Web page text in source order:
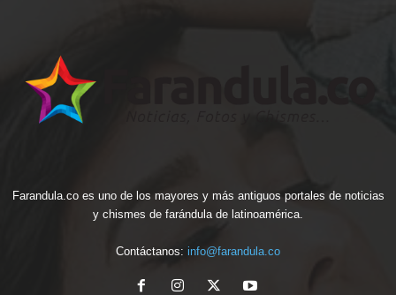
Farandula.co es uno de los mayores y más antiguos portales de noticias
y chismes de farándula de latinoamérica.
Contáctanos: info@farandula.co